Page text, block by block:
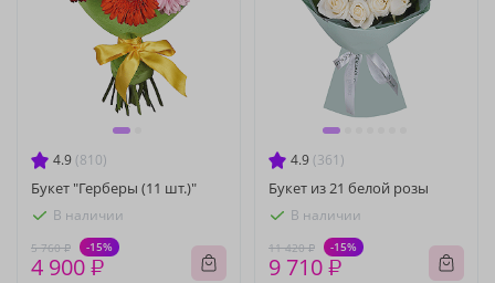
4.9 (810)
Букет "Герберы (11 шт.)"
В наличии
5 760 ₽ -15%
4 900 ₽
4.9 (361)
Букет из 21 белой розы
В наличии
11 420 ₽ -15%
9 710 ₽